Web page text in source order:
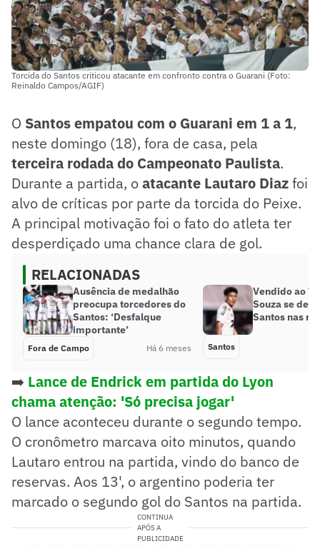
Torcida do Santos criticou atacante em confronto contra o Guarani (Foto:
Reinaldo Campos/AGIF)
O Santos empatou com o Guarani em 1 a 1,
neste domingo (18), fora de casa, pela
terceira rodada do Campeonato Paulista.
Durante a partida, oatacante Lautaro Diazfoi
alvo de críticas por parte da torcida do Peixe.
A principal motivação foi o fato do atleta ter
desperdiçado uma chance clara de gol.
RELACIONADAS
Ausência de medalhão
preocupa torcedores do
Santos: ‘Desfalque
importante’
Fora de Campo Há 6 meses
Vendido ao
Souza se
Santos nas
Santos
➡️ Lance de Endrick em partida do Lyon
chama atenção: 'Só precisa jogar'
O lance aconteceu durante o segundo tempo.
O cronômetro marcava oito minutos, quando
Lautaro entrou na partida, vindo do banco de
reservas. Aos 13', o argentino poderia ter
marcado o segundo gol do Santos na partida.
CONTINUA
APÓS A
PUBLICIDADE